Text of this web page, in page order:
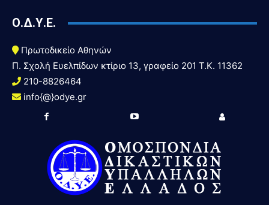
Ο.Δ.Υ.Ε.
Πρωτοδικείο Αθηνών
Π. Σχολή Ευελπίδων κτίριο 13, γραφείο 201 T.K. 11362
210-8826464
info{@}odye.gr